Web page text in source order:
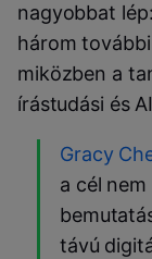
nagyobbat
három
miközben a
írástudási és
Gracy
a cél
távú